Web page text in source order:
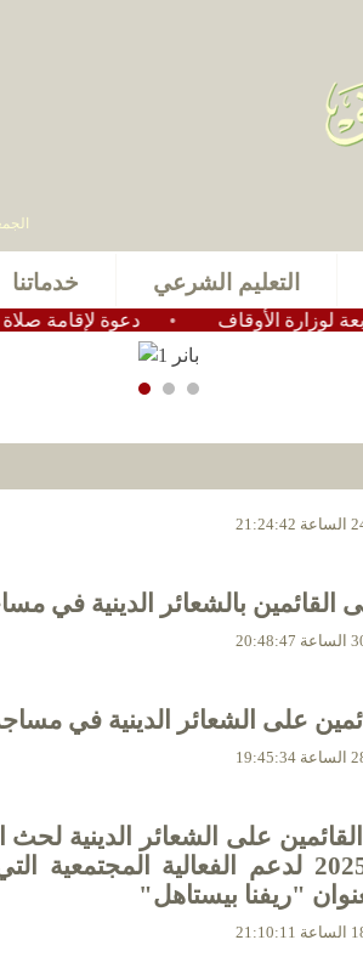
الجمعة 23 صفر 1448 - 07 أغسطس 2026 ,
التعليم الشرعي خدماتنا
دعوة لإقامة صلاة • الأوقاف
على الشعائر الدينية في
على الشعائر الدينية لحث
الجمعة 2025/9/19 لدعم الفعالية
"ريفنا بيستاهل"